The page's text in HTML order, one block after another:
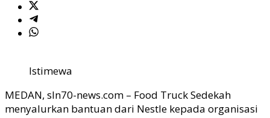
Istimewa
MEDAN, sln70-news.com – Food Truck Sedekah
menyalurkan bantuan dari Nestle kepada organisasi